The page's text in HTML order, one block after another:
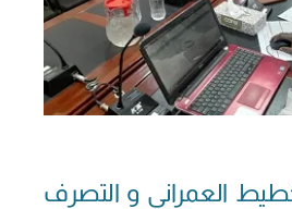
العمراني و التصرف